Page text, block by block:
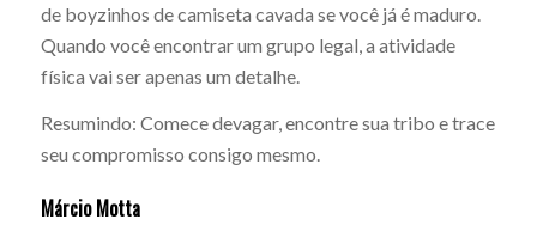
de boyzinhos de camiseta cavada se você já é maduro.
Quando você encontrar um grupo legal, a atividade
física vai ser apenas um detalhe.
Resumindo: Comece devagar, encontre sua tribo e trace
seu compromisso consigo mesmo.
Márcio Motta